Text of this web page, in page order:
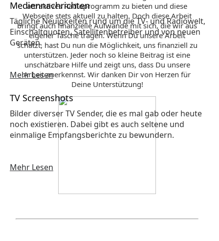
Mediennachrichten
Tägliche Neuigkeiten rund um die TV- und Radiowelt,
Einschaltquoten, Satellitenbetreiber und von neuen
Geräten.
Mehr Lesen
TV Screenshots
Bilder diverser TV Sender, die es mal gab oder heute
noch existieren. Dabei gibt es auch seltene und
einmalige Empfangsberichte zu bewundern.
Mehr Lesen
attraktives Radioprogramm zu bieten und diese
Webseite stets aktuell zu halten. Doch diese Arbeit
bringt auch finanzielle Aufwände mit sich, die wir aus
eigener Tasche tragen. Wenn Du unsere Arbeit
schätzt, hast Du nun die Möglichkeit, uns finanziell zu
unterstützen. Jeder noch so kleine Beitrag ist eine
unschätzbare Hilfe und zeigt uns, dass Du unsere
Arbeit anerkennst. Wir danken Dir von Herzen für
Deine Unterstützung!